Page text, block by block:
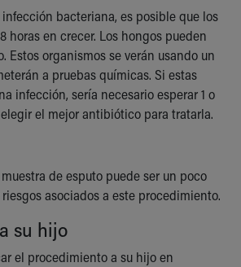
bacteriana, es posible que los
horas en crecer. Los hongos pueden
Estos organismos se verán usando un
a pruebas químicas. Si estas
infección, sería necesario esperar 1 o
el mejor antibiótico para tratarla.
de esputo puede ser un poco
asociados a este procedimiento.
su hijo
el procedimiento a su hijo en